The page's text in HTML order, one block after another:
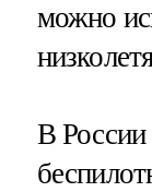
можно
В России